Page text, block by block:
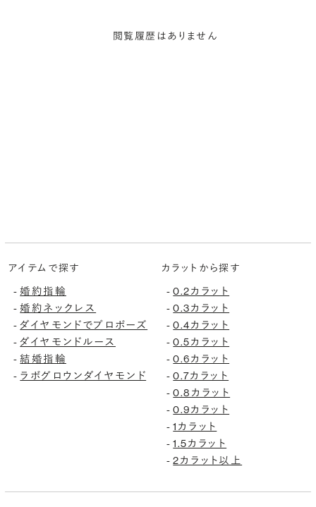
閲覧履歴はありません
アイテムで探す
-婚約指輪
-婚約ネックレス
-ダイヤモンドでプロポーズ
-ダイヤモンドルース
-結婚指輪
- ラボグロウンダイヤモンド
カラットから探す
-0.2カラット
-0.3カラット
-0.4カラット
-0.5カラット
-0.6カラット
-0.7カラット
-0.8カラット
-0.9カラット
-1カラット
-1.5カラット
-2カラット以上